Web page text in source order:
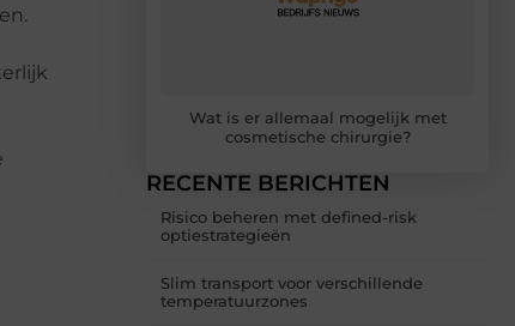
Wat is er allemaal mogelijk met
cosmetische chirurgie?
RECENTE BERICHTEN
Risico beheren met defined-risk
optiestrategieën
Slim transport voor verschillende
temperatuurzones